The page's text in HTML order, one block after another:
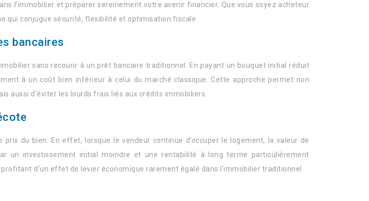
l’immobilier et préparer sereinement votre avenir financier. Que vous soyez acheteur
qui conjugue sécurité, flexibilité et optimisation fiscale.
bancaires
sans recourir à un prêt bancaire traditionnel. En payant un bouquet initial réduit
à un coût bien inférieur à celui du marché classique. Cette approche permet non
aussi d’éviter les lourds frais liés aux crédits immobiliers.
du bien. En effet, lorsque le vendeur continue d’occuper le logement, la valeur de
un investissement initial moindre et une rentabilité à long terme particulièrement
d’un effet de levier économique rarement égalé dans l’immobilier traditionnel.